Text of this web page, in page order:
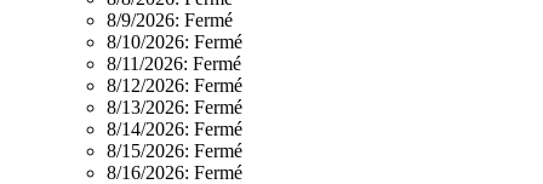
8/9/2026: Fermé
8/10/2026: Fermé
8/11/2026: Fermé
8/12/2026: Fermé
8/13/2026: Fermé
8/14/2026: Fermé
8/15/2026: Fermé
8/16/2026: Fermé